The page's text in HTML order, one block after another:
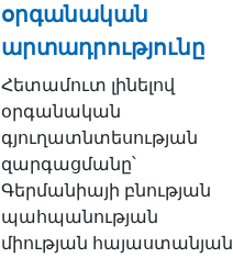
օրգանական
արտադրությունը
Հետամուտ լինելով
օրգանական
գյուղատնտեսության
զարգացմանը՝
Գերմանիայի բնության
պահպանության
միության հայաստանյան